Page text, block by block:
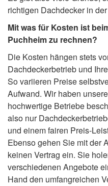
richtigen Dachdecker in
Mit was für Kosten ist
Puchheim zu rechnen?
Die Kosten hängen stets
Dachdeckerbetrieb und
So variieren Preise
Aufwand. Wir haben
hochwertige Betriebe
also nur
und einem fairen Preis-
Ebenso gehen Sie mit der
keinen Vertrag ein. Sie
verschiedenen Angebote
Hand den umfangreichen